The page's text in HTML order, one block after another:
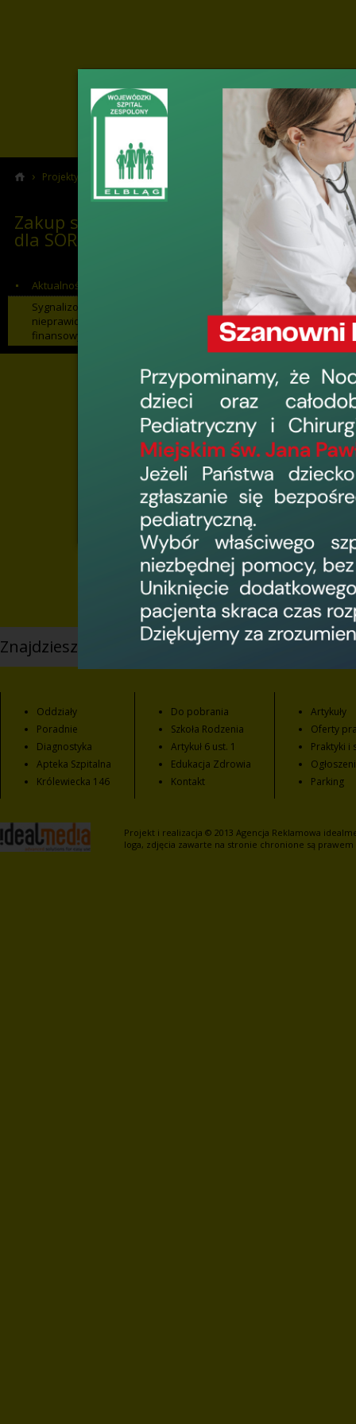
› Projekty Projekty Unii Europejskiej i Budżetu Państwa › Zakup
Zakup sprzętu medycznego
dla SOR 2014-2020
Aktualności (Zakup sprzętu SOR)
Sygnalizowanie potencjalnych
nieprawidłowości lub nadużyć
finansowych
Wojewódzki
o
infrastruktury
2020, w § 4 ust.
internetowej,
potencjalnych
udostępnionego
podejrzeniu
a) specjalny
b) elektroniczny
sygnalizację
pośrednictwem
internetowej
Znajdziesz nas na
Oddziały
Poradnie
Diagnostyka
Apteka Szpitalna
Królewiecka 146
Do pobrania
Szkoła Rodzenia
Artykuł 6 ust. 1
Edukacja Zdrowia
Kontakt
Artykuły
Oferty
Praktyki i
Parking
Projekt i realizacja © 2013 Agencja Reklamowa
loga, zdjęcia zawarte na stronie chronione są